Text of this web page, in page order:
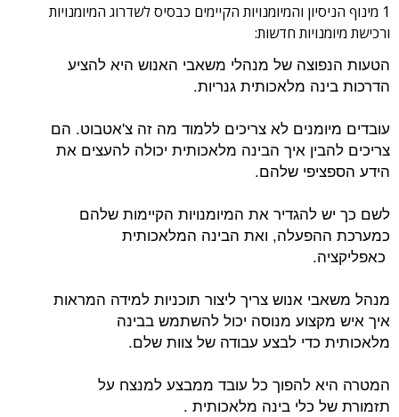
1 מינוף הניסיון והמיומנויות הקיימים כבסיס לשדרוג המיומנויות
ורכישת מיומנויות חדשות:
הטעות הנפוצה של מנהלי משאבי האנוש היא להציע
הדרכות בינה מלאכותית גנריות.
עובדים מיומנים לא צריכים ללמוד מה זה צ'אטבוט. הם
צריכים להבין איך הבינה מלאכותית יכולה להעצים את
הידע הספציפי שלהם.
לשם כך יש להגדיר את המיומנויות הקיימות שלהם
כמערכת ההפעלה, ואת הבינה המלאכותית
כאפליקציה.
מנהל משאבי אנוש צריך ליצור תוכניות למידה המראות
איך איש מקצוע מנוסה יכול להשתמש בבינה
מלאכותית כדי לבצע עבודה של צוות שלם.
המטרה היא להפוך כל עובד ממבצע למנצח על
תזמורת של כלי בינה מלאכותית .